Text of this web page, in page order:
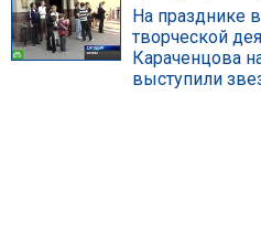
На празднике
творческой
Караченцова
выступили